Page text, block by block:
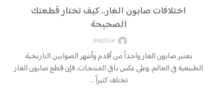
اختلافات صابون الغار.. كيف تختار قطعتك
الصحيحة
aleplaur
يعتبر صابون الغار واحداً من أقدم وأشهر الصوابين التاريخية
الطبيعية في العالم. وعلى عكس باقي المنتجات، فإن قطع صابون الغار
تختلف كثيراً ...